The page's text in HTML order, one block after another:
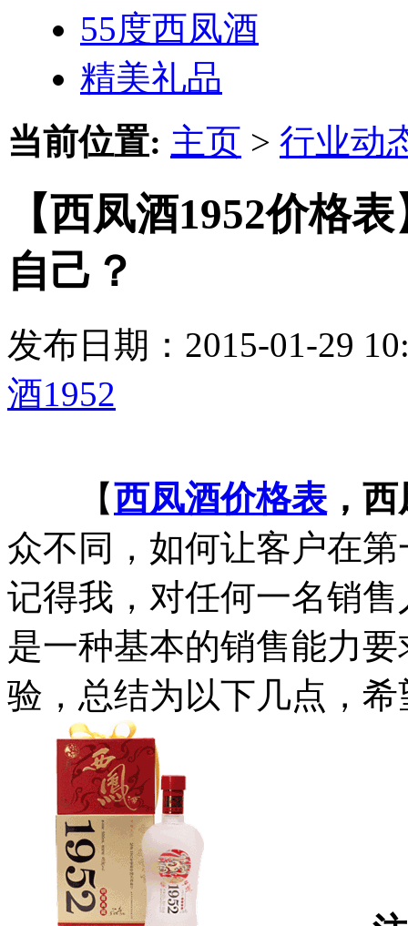
55度西凤酒
精美礼品
当前位置: 主页 > 行业动
【西凤酒1952价格
自己？
发布日期：2015-01-29
酒1952
【西凤酒价格表 ，
众不同，如何让客户在
记得我，对任何一名销
是一种基本的销售能力
验，总结为以下几点，